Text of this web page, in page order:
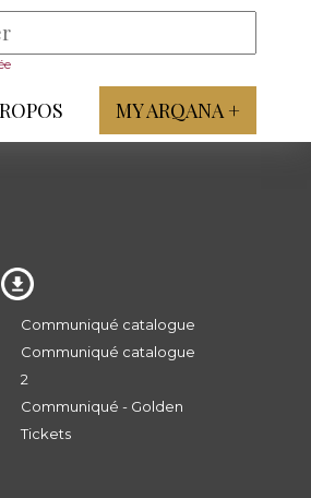
MY ARQANA +
Communiqué catalogue
Communiqué catalogue
2
Communiqué - Golden
Tickets